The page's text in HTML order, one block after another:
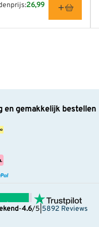
26,99
en gemakkelijk bestellen
-4.6/5 5892 Reviews